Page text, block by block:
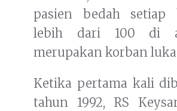
pasien bedah setiap
lebih dari 100 di
merupakan korban luka
Ketika pertama kali
tahun 1992, RS